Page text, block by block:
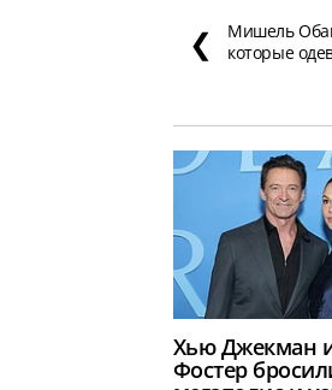
❮
Мишель
которые
Хью Джекман
Фостер